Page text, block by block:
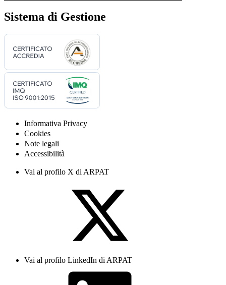
Sistema di Gestione
Informativa Privacy
Cookies
Note legali
Accessibilità
Vai al profilo X di ARPAT
Vai al profilo LinkedIn di ARPAT